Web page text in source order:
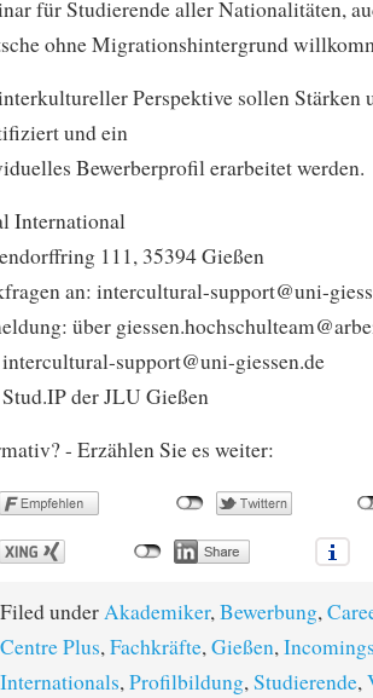
für Studierende aller Nationalitäten,
ohne Migrationshintergrund
Perspektive sollen Stärken
und ein
Bewerberprofil erarbeitet werden.
International
111, 35394 Gießen
an: intercultural-support@uni-
über
support@uni-giessen.de
der JLU Gießen
- Erzählen Sie es weiter:
Filed underAkademiker,Bewerbung,
Centre Plus,Fachkräfte,Gießen,
Internationals,Profilbildung,Studierende,